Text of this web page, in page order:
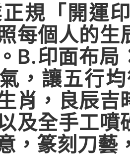
規「開運
每個人的生
B.印面布局
，讓五行
肖，良辰吉
及全手工噴
，篆刻刀藝